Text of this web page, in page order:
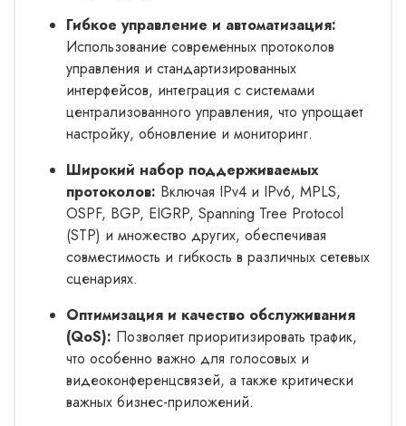
Гибкое управление и автоматизация:
Использование современных протоколов
управления и стандартизированных
интерфейсов, интеграция с системами
централизованного управления, что упрощает
настройку, обновление и мониторинг.
Широкий набор поддерживаемых
протоколов: Включая IPv4 и IPv6, MPLS,
OSPF, BGP, EIGRP, Spanning Tree Protocol
(STP) и множество других, обеспечивая
совместимость и гибкость в различных сетевых
сценариях.
Оптимизация и качество обслуживания
(QoS): Позволяет приоритизировать трафик,
что особенно важно для голосовых и
видеоконференцсвязей, а также критически
важных бизнес-приложений.